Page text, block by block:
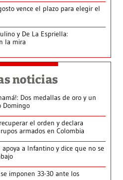
vence el plazo para elegir el
y De La Espriella:
la mira
noticias
Dos medallas de oro y un
Domingo
el orden y declara
armados en Colombia
a Infantino y dice que no se
imponen 33-30 ante los